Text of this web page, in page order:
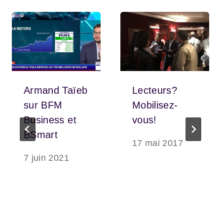
Armand Taïeb
sur BFM
Business et
BSmart
7 juin 2021
Lecteurs?
Mobilisez-
vous!
17 mai 2017